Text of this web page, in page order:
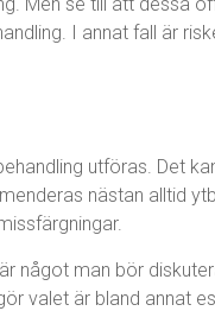
I annat fall är
utföras. Det
nästan alltid
något man bör
valet är bland annat